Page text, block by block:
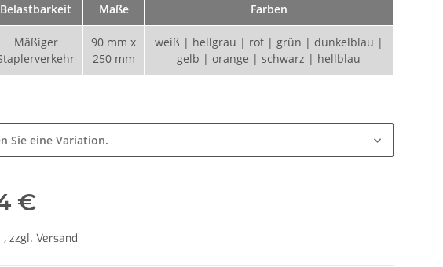
Belastbarkeit Maße Farben
Mäßiger
90 mm x
250 mm
weiß | hellgrau | rot | grün | dunkelblau |
gelb | orange | schwarz | hellblau
Sie eine Variation.
€
, zzgl. Versand